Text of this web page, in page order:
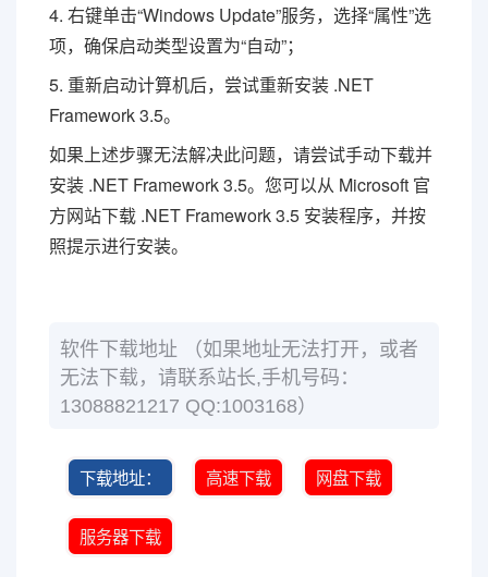
4. 右键单击“Windows Update”服务，选择“属性”选
项，确保启动类型设置为“自动”；
5. 重新启动计算机后，尝试重新安装 .NET
Framework 3.5。
如果上述步骤无法解决此问题，请尝试手动下载并
安装 .NET Framework 3.5。您可以从 Microsoft 官
方网站下载 .NET Framework 3.5 安装程序，并按
照提示进行安装。
软件下载地址 （如果地址无法打开，或者
无法下载，请联系站长,手机号码：
13088821217 QQ:1003168）
下载地址： 高速下载 网盘下载
服务器下载